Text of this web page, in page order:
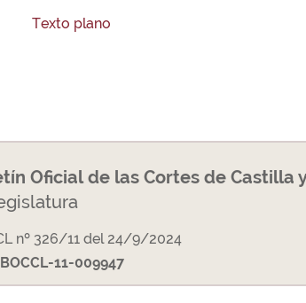
Texto plano
Oficial de las Cortes de Castilla
nº 326/11 del 24/9/2024
11-009947